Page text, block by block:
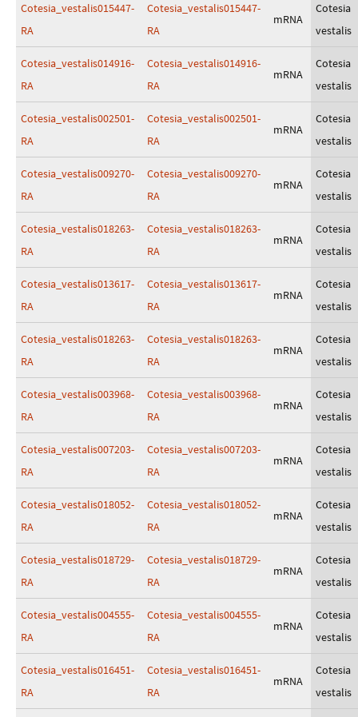
Cotesia_vestalis015447-
RA
Cotesia_vestalis015447-
RA
mRNA
Cotesia
vestalis
Cotesia_vestalis014916-
RA
Cotesia_vestalis014916-
RA
mRNA
Cotesia
vestalis
Cotesia_vestalis002501-
RA
Cotesia_vestalis002501-
RA
mRNA
Cotesia
vestalis
Cotesia_vestalis009270-
RA
Cotesia_vestalis009270-
RA
mRNA
Cotesia
vestalis
Cotesia_vestalis018263-
RA
Cotesia_vestalis018263-
RA
mRNA
Cotesia
vestalis
Cotesia_vestalis013617-
RA
Cotesia_vestalis013617-
RA
mRNA
Cotesia
vestalis
Cotesia_vestalis018263-
RA
Cotesia_vestalis018263-
RA
mRNA
Cotesia
vestalis
Cotesia_vestalis003968-
RA
Cotesia_vestalis003968-
RA
mRNA
Cotesia
vestalis
Cotesia_vestalis007203-
RA
Cotesia_vestalis007203-
RA
mRNA
Cotesia
vestalis
Cotesia_vestalis018052-
RA
Cotesia_vestalis018052-
RA
mRNA
Cotesia
vestalis
Cotesia_vestalis018729-
RA
Cotesia_vestalis018729-
RA
mRNA
Cotesia
vestalis
Cotesia_vestalis004555-
RA
Cotesia_vestalis004555-
RA
mRNA
Cotesia
vestalis
Cotesia_vestalis016451-
RA
Cotesia_vestalis016451-
RA
mRNA
Cotesia
vestalis